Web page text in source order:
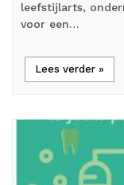
leefstijlarts,
voor een…
Lees verder »